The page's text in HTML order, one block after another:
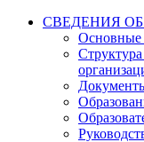
СВЕДЕНИЯ
Основные